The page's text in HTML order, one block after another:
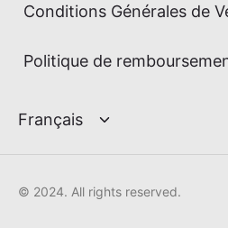
Conditions Générales de
Politique de
© 2024. All rights reserved.